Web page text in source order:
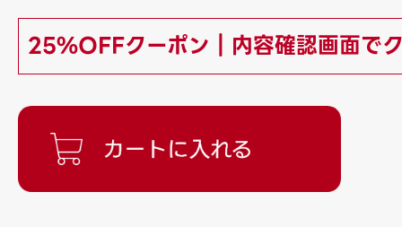
25%OFFクーポン｜内容確認画面で